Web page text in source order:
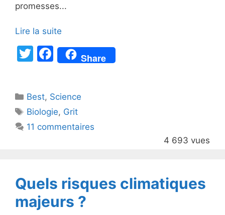
promesses...
Lire la suite
T
er
F
a
e
b
o
Share
Catégories
Best, Science
Étiquettes
Biologie, Grit
11 commentaires
4 693 vues
Quels risques climatiques
majeurs ?